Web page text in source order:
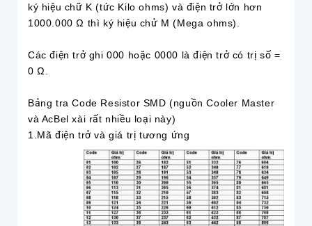
ký hiệu chữ K (tức Kilo ohms) và điện trở lớn hơn
1000.000 Ω thì ký hiệu chử M (Mega ohms).
Các điện trở ghi 000 hoặc 0000 là điện trở có trị số =
0 Ω.
Bảng tra Code Resistor SMD (nguồn Cooler Master
và AcBel xài rất nhiều loại này)
1.Mã điện trở và giá trị tương ứng